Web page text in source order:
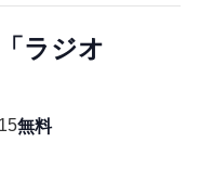
ラジオ
無料